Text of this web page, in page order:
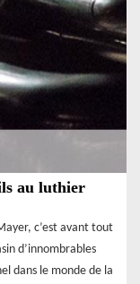
au luthier
c’est avant tout
d’innombrables
dans le monde de la